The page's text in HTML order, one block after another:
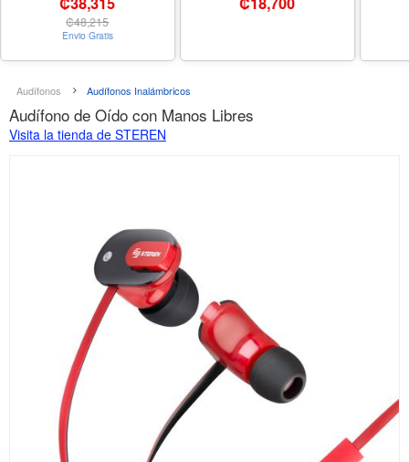
Headphones for Side
Sleepers Sleep Mask with
Bluetooth Headphones
Ultra-Thin Stereo Speakers
Black 3d
₡48,215
Envio Gratis
Audífonos Audífonos Inalámbricos
Audífono de Oído con Manos Libres
Visita la tienda de STEREN